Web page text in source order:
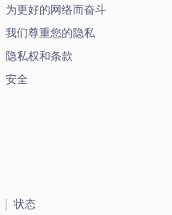
为更好的网络而奋斗
我们尊重您的隐私
隐私权和条款
安全
| 状态